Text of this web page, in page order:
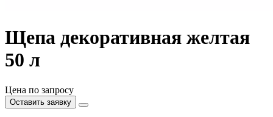
Щепа декоративная желтая
50 л
Цена по запросу
Оставить заявку